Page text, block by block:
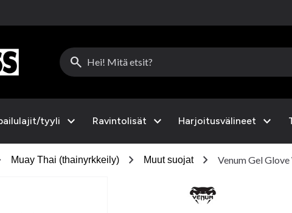
search
tyyli expand_more Ravintolisät expand_more Harjoitusvälineet expand_more
Muay Thai (thainyrkkeily) chevron_right Muut suojat chevron_right Venum Gel